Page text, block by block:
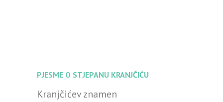
PJESME O STJEPANU KRANJČIĆU
Kranjčićev znamen